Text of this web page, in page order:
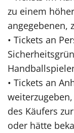
zu einem
angegebenen,
• Tickets an
• Tickets an
des Käufers
oder hätte